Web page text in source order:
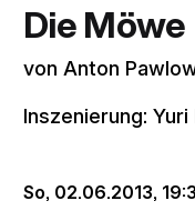
So, 02.06.2013,
Die Möwe
von Anton
Inszenierung: